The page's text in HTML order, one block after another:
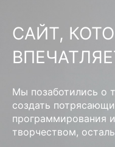
САЙТ,
Мы позаботились о
создать
программирования
творчеством,